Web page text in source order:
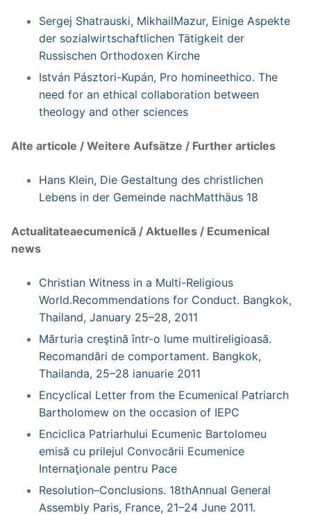
Sergej Shatrauski, MikhailMazur, Einige Aspekte
der sozialwirtschaftlichen Tätigkeit der
Russischen Orthodoxen Kirche
István Pásztori-Kupán, Pro homineethico. The
need for an ethical collaboration between
theology and other sciences
Alte articole / Weitere Aufsätze / Further articles
Hans Klein, Die Gestaltung des christlichen
Lebens in der Gemeinde nachMatthäus 18
Actualitateaecumenică / Aktuelles / Ecumenical
news
Christian Witness in a Multi-Religious
World.Recommendations for Conduct. Bangkok,
Thailand, January 25–28, 2011
Mărturia creştină într-o lume multireligioasă.
Recomandări de comportament. Bangkok,
Thailanda, 25–28 ianuarie 2011
Encyclical Letter from the Ecumenical Patriarch
Bartholomew on the occasion of IEPC
Enciclica Patriarhului Ecumenic Bartolomeu
emisă cu prilejul Convocării Ecumenice
Internaţionale pentru Pace
Resolution–Conclusions. 18thAnnual General
Assembly Paris, France, 21–24 June 2011.